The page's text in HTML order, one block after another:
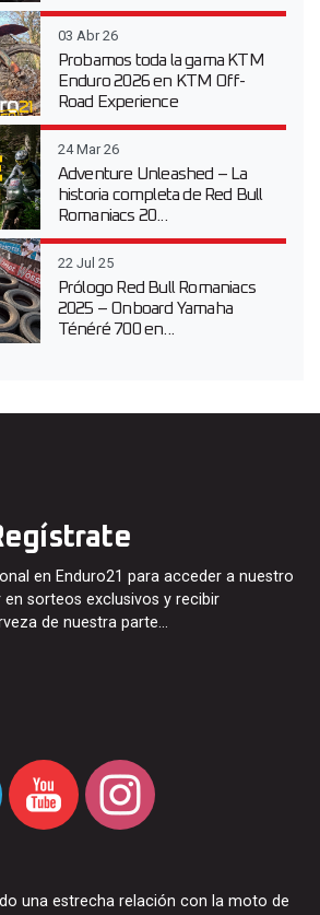
03 Abr 26
Probamos toda la gama KTM
Enduro 2026 en KTM Off-
Road Experience
24 Mar 26
Adventure Unleashed – La
historia completa de Red Bull
Romaniacs 20...
22 Jul 25
Prólogo Red Bull Romaniacs
2025 – Onboard Yamaha
Ténéré 700 en...
en Enduro21 para acceder a nuestro
sorteos exclusivos y recibir
de nuestra parte…
una estrecha relación con la moto de